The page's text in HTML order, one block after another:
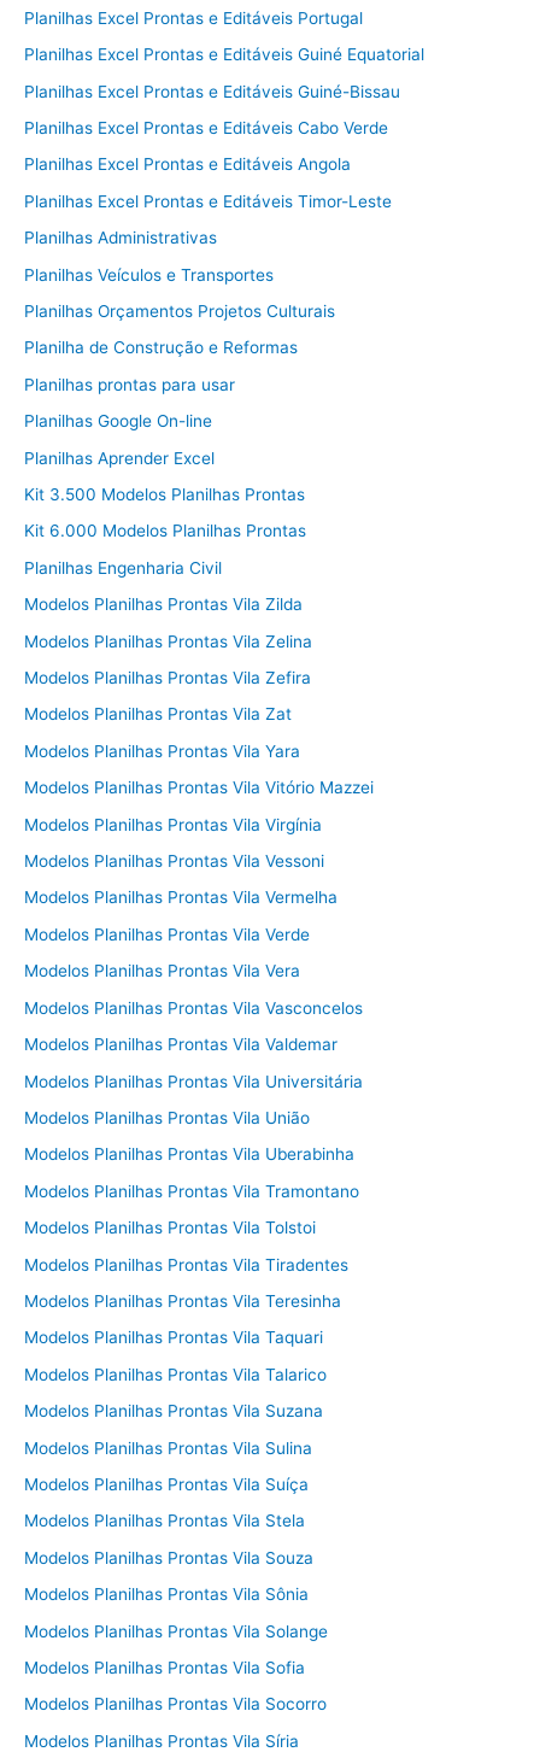
Planilhas Excel Prontas e Editáveis Portugal
Planilhas Excel Prontas e Editáveis Guiné Equatorial
Planilhas Excel Prontas e Editáveis Guiné-Bissau
Planilhas Excel Prontas e Editáveis Cabo Verde
Planilhas Excel Prontas e Editáveis Angola
Planilhas Excel Prontas e Editáveis Timor-Leste
Planilhas Administrativas
Planilhas Veículos e Transportes
Planilhas Orçamentos Projetos Culturais
Planilha de Construção e Reformas
Planilhas prontas para usar
Planilhas Google On-line
Planilhas Aprender Excel
Kit 3.500 Modelos Planilhas Prontas
Kit 6.000 Modelos Planilhas Prontas
Planilhas Engenharia Civil
Modelos Planilhas Prontas Vila Zilda
Modelos Planilhas Prontas Vila Zelina
Modelos Planilhas Prontas Vila Zefira
Modelos Planilhas Prontas Vila Zat
Modelos Planilhas Prontas Vila Yara
Modelos Planilhas Prontas Vila Vitório Mazzei
Modelos Planilhas Prontas Vila Virgínia
Modelos Planilhas Prontas Vila Vessoni
Modelos Planilhas Prontas Vila Vermelha
Modelos Planilhas Prontas Vila Verde
Modelos Planilhas Prontas Vila Vera
Modelos Planilhas Prontas Vila Vasconcelos
Modelos Planilhas Prontas Vila Valdemar
Modelos Planilhas Prontas Vila Universitária
Modelos Planilhas Prontas Vila União
Modelos Planilhas Prontas Vila Uberabinha
Modelos Planilhas Prontas Vila Tramontano
Modelos Planilhas Prontas Vila Tolstoi
Modelos Planilhas Prontas Vila Tiradentes
Modelos Planilhas Prontas Vila Teresinha
Modelos Planilhas Prontas Vila Taquari
Modelos Planilhas Prontas Vila Talarico
Modelos Planilhas Prontas Vila Suzana
Modelos Planilhas Prontas Vila Sulina
Modelos Planilhas Prontas Vila Suíça
Modelos Planilhas Prontas Vila Stela
Modelos Planilhas Prontas Vila Souza
Modelos Planilhas Prontas Vila Sônia
Modelos Planilhas Prontas Vila Solange
Modelos Planilhas Prontas Vila Sofia
Modelos Planilhas Prontas Vila Socorro
Modelos Planilhas Prontas Vila Síria